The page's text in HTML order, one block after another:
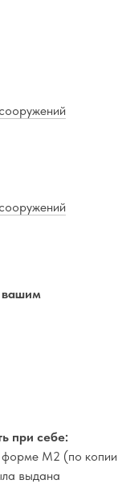
вашим
при себе:
форме М2 (по копии
выдана